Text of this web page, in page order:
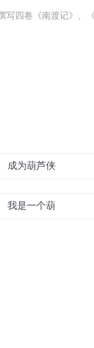
成为葫芦侠
我是一个葫芦娃